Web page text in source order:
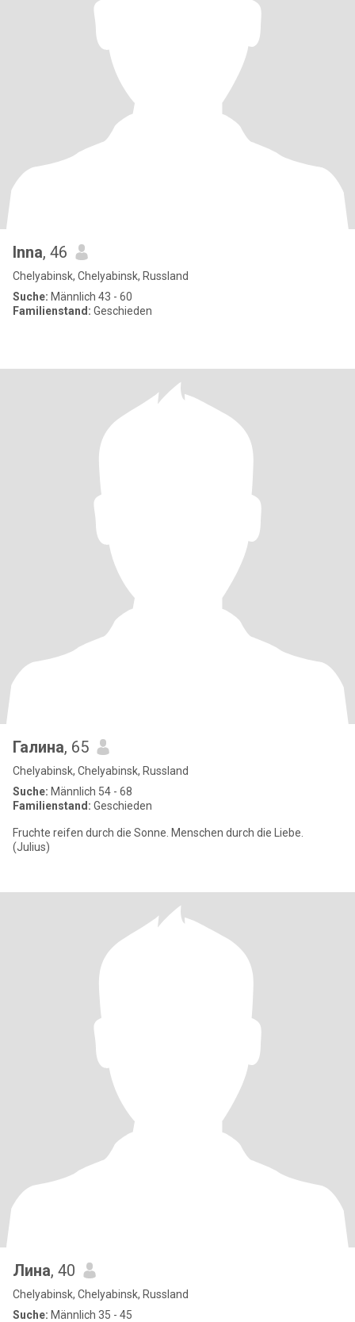
Inna, 46
Chelyabinsk, Chelyabinsk, Russland
Suche: Männlich 43 - 60
Familienstand: Geschieden
Галина, 65
Chelyabinsk, Chelyabinsk, Russland
Suche: Männlich 54 - 68
Familienstand: Geschieden
Fruchte reifen durch die Sonne. Menschen durch die Liebe.
(Julius)
Лина, 40
Chelyabinsk, Chelyabinsk, Russland
Suche: Männlich 35 - 45